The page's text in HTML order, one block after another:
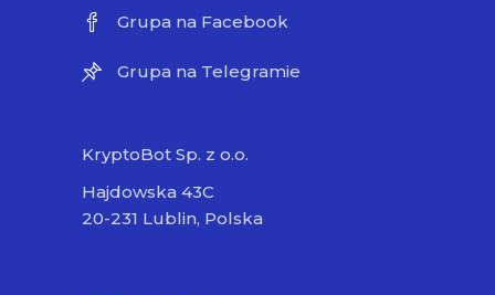
Grupa na Facebook
Grupa na Telegramie
KryptoBot Sp. z o.o.
Hajdowska 43C
20-231 Lublin, Polska